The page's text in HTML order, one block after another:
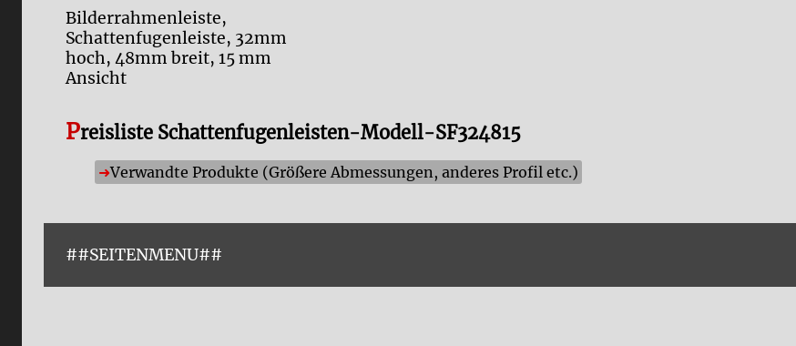
Bilderrahmenleiste,
Schattenfugenleiste, 32mm
hoch, 48mm breit, 15 mm
Ansicht
Preisliste Schattenfugenleisten-Modell-SF324815
Verwandte Produkte (Größere Abmessungen, anderes Profil etc.)
##SEITENMENU##